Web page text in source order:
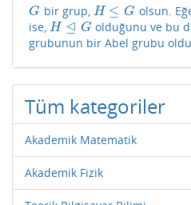
G
G bir grup, H ≤ G
H≤ G olsun.
ise, H ⊴ G
H⊴G olduğunu ve bu
grubunun bir Abel grubu
Tüm kategoriler
Akademik Matematik
Akademik Fizik